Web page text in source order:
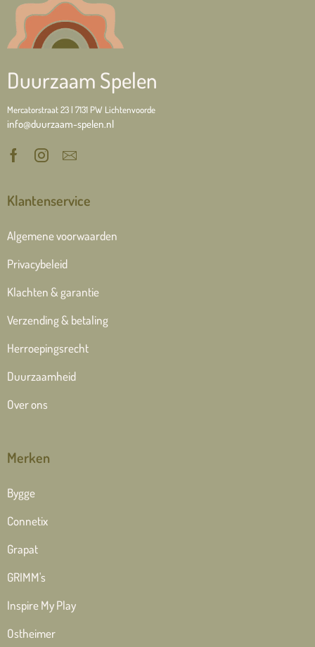
Duurzaam Spelen
Mercatorstraat 23 | 7131 PW Lichtenvoorde
info@duurzaam-spelen.nl
Klantenservice
Algemene voorwaarden
Privacybeleid
Klachten & garantie
Verzending & betaling
Herroepingsrecht
Duurzaamheid
Over ons
Merken
Bygge
Connetix
Grapat
GRIMM's
Inspire My Play
Ostheimer